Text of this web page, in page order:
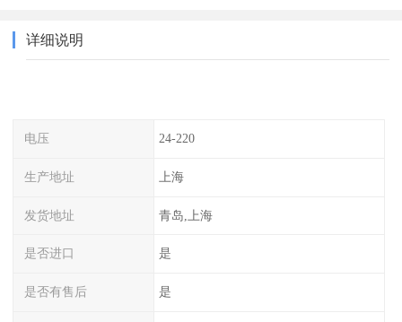
详细说明
电压 24-220
生产地址 上海
发货地址 青岛,上海
是否进口 是
是否有售后 是